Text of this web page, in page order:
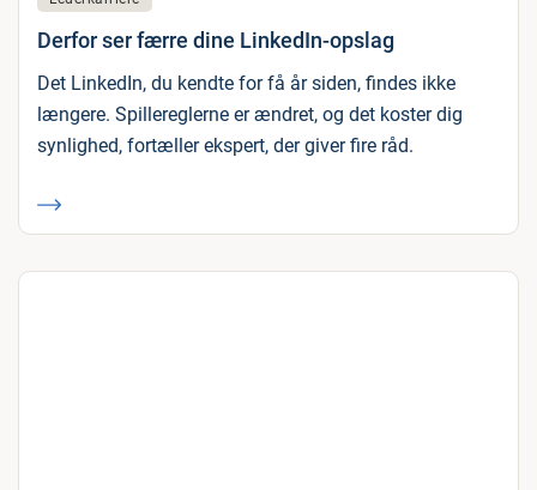
Derfor ser færre dine LinkedIn-opslag
Det LinkedIn, du kendte for få år siden, findes ikke
længere. Spillereglerne er ændret, og det koster dig
synlighed, fortæller ekspert, der giver fire råd.